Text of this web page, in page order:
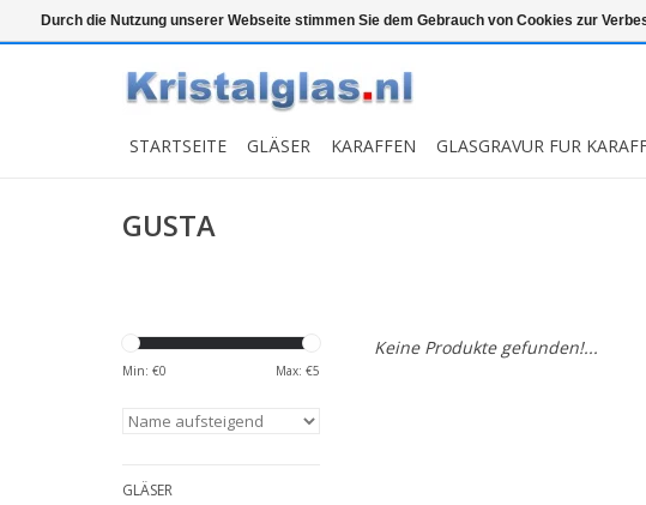
Top klasse Snelle levering Graveren
STARTSEITE GLÄSER KARAFFEN GLASGRAVUR FUR
GUSTA
Min: €0 Max: €5
GLÄSER
Keine Produkte gefunden!...
Durch die Nutzung unserer Webseite stimmen Sie dem Gebrauch von Cookies zur